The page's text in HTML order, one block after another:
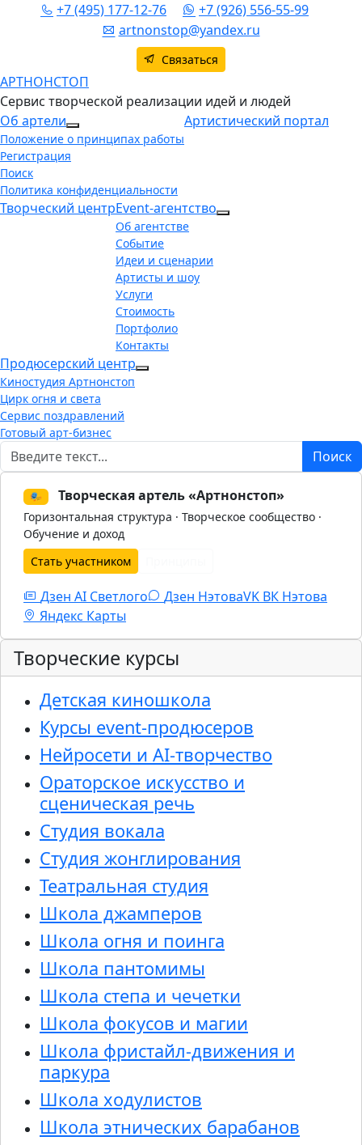
+7 (495) 177-12-76
+7 (926) 556-55-99
artnonstop@yandex.ru
Связаться
АРТНОНСТОП
Сервис творческой реализации идей и людей
Об артели
More about: Об артели
Положение о принципах работы
Регистрация
Поиск
Политика конфиденциальности
Артистический портал
Творческий центрEvent-агентство
Об агентстве
Событие
Идеи и сценарии
Артисты и шоу
Услуги
Стоимость
Портфолио
Контакты
Продюсерский центр
Киностудия Артнонстоп
Цирк огня и света
Сервис поздравлений
Готовый арт-бизнес
Поиск Поиск
🎭 Творческая артель «Артнонстоп»
Горизонтальная структура · Творческое сообщество ·
Обучение и доход
Стать участником
Дзен AI Светлого Дзен НэтоваVK ВК Нэтова
Яндекс Карты
Творческие курсы
Детская киношкола
Курсы event-продюсеров
Нейросети и AI-творчество
Ораторское искусство и
сценическая речь
Студия вокала
Студия жонглирования
Театральная студия
Школа джамперов
Школа огня и поинга
Школа пантомимы
Школа степа и чечетки
Школа фокусов и магии
Школа фристайл-движения и
паркура
Школа ходулистов
Школа этнических барабанов